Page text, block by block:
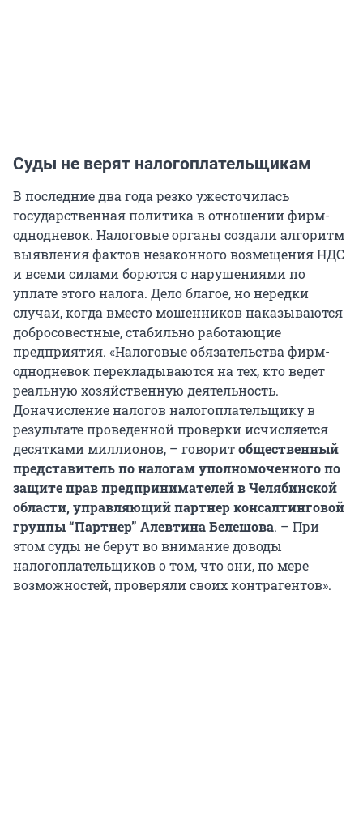
Суды не верят налогоплательщикам
В последние два года резко ужесточилась
государственная политика в отношении фирм-
однодневок. Налоговые органы создали алгоритм
выявления фактов незаконного возмещения НДС
и всеми силами борются с нарушениями по
уплате этого налога. Дело благое, но нередки
случаи, когда вместо мошенников наказываются
добросовестные, стабильно работающие
предприятия. «Налоговые обязательства фирм-
однодневок перекладываются на тех, кто ведет
реальную хозяйственную деятельность.
Доначисление налогов налогоплательщику в
результате проведенной проверки исчисляется
десятками миллионов, – говоритобщественный
представитель по налогам уполномоченного по
защите прав предпринимателей в Челябинской
области, управляющий партнер консалтинговой
группы “Партнер” Алевтина Белешова. – При
этом суды не берут во внимание доводы
налогоплательщиков о том, что они, по мере
возможностей, проверяли своих контрагентов».